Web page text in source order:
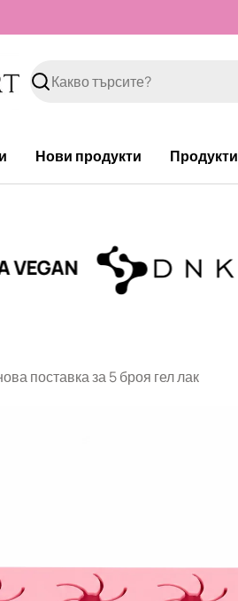
Търсене
Нови продукти Продукти
поставка за 5 броя гел лак